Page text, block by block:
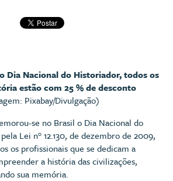
Dia Nacional do Historiador, todos os
estão com 25 % de desconto
Pixabay/Divulgação)
se no Brasil o Dia Nacional do
Lei n° 12.130, de dezembro de 2009,
os profissionais que se dedicam a
a história das civilizações,
sua memória.